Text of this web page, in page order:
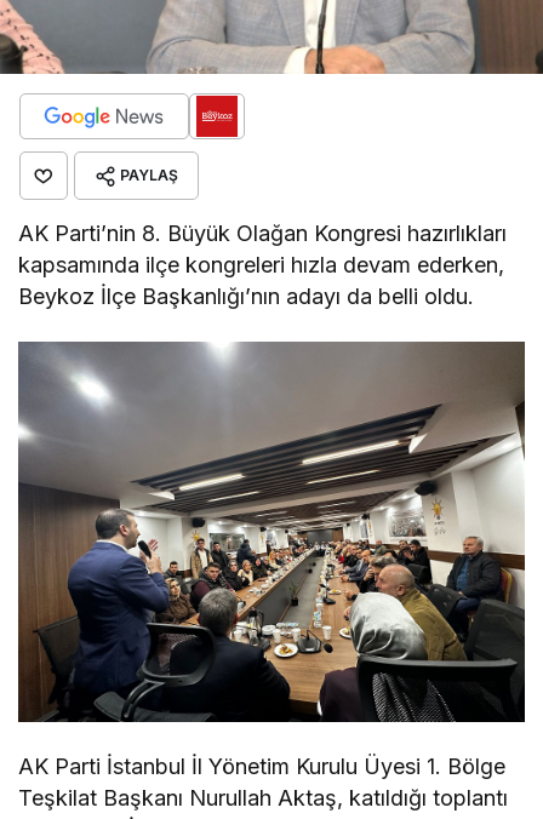
PAYLAŞ
AK Parti’nin 8. Büyük Olağan Kongresi hazırlıkları
kapsamında ilçe kongreleri hızla devam ederken,
Beykoz İlçe Başkanlığı’nın adayı da belli oldu.
AK Parti İstanbul İl Yönetim Kurulu Üyesi 1. Bölge
Teşkilat Başkanı Nurullah Aktaş, katıldığı toplantı